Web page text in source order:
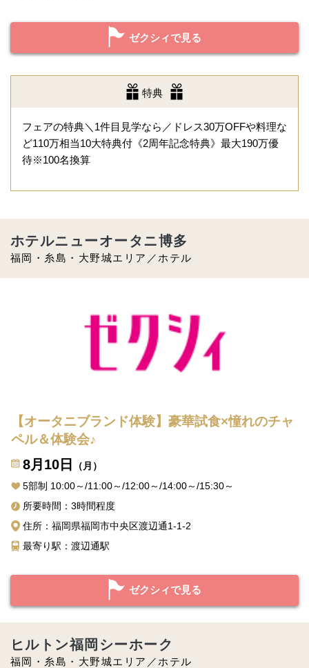
ゼクシィで見る
特典
フェアの特典＼1件目見学なら／ドレス30万OFFや料理な
ど110万相当10大特典付《2周年記念特典》最大190万優
待※100名換算
福岡・糸島・大野城エリア／ホテル
ホテルニューオータニ博多
【オータニブランド体験】豪華試食×憧れのチャ
ペル＆体験会♪
8月10日
（月）
5部制 10:00～/11:00～/12:00～/14:00～/15:30～
所要時間：3時間程度
住所：福岡県福岡市中央区渡辺通1-1-2
最寄り駅：渡辺通駅
ゼクシィで見る
福岡・糸島・大野城エリア／ホテル
ヒルトン福岡シーホーク